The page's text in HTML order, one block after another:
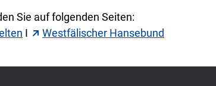
Sie auf folgenden Seiten:
I Westfälischer Hansebund